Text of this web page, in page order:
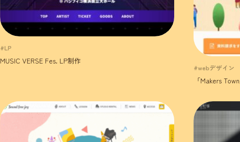
#LP
MUSIC VERSE Fes. LP制作
#webデザイン
「Makers